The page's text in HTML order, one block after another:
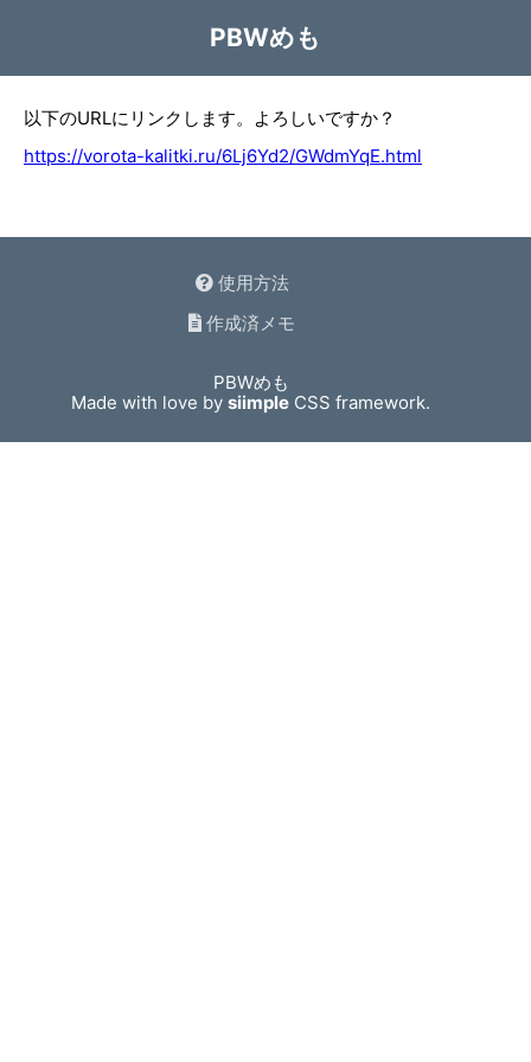
PBWめも
以下のURLにリンクします。よろしいですか？
https://vorota-kalitki.ru/6Lj6Yd2/GWdmYqE.html
使用方法
作成済メモ
PBWめも
Made with love bysiimple CSS framework.